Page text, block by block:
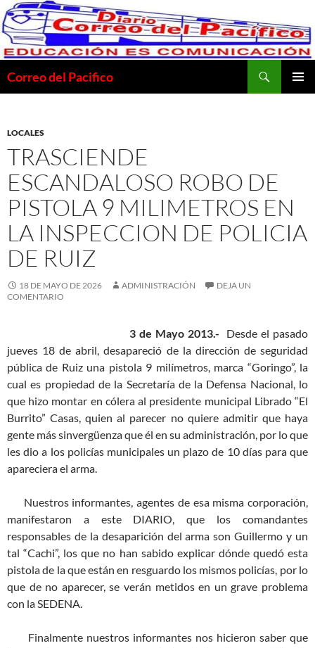
Saltar
al
contenido
Correo del Pacifico
LOCALES
TRASCIENDE
ESCANDALOSO ROBO DE
PISTOLA 9 MILIMETROS EN
LA INSPECCION DE POLICIA
DE RUIZ
18 DE MAYO DE 2026 ADMINISTRACIÓN
DEJA UN
COMENTARIO
3 de Mayo 2013.-
Desde el pasado
jueves 18 de abril, desapareció de la dirección de seguridad
pública de Ruiz una pistola 9 milímetros, marca “Goringo”, la
cual es propiedad de la Secretaría de la Defensa Nacional, lo
que hizo montar en cólera al presidente municipal Librado “El
Burrito” Casas, quien al parecer no quiere admitir que haya
gente más sinvergüenza que él en su administración, por lo que
les dio a los policías municipales un plazo de 10 días para que
apareciera el arma.
Nuestros informantes, agentes de esa misma corporación,
manifestaron a este DIARIO, que los comandantes
responsables de la desaparición del arma son Guillermo y un
tal “Cachi”, los que no han sabido explicar dónde quedó esta
pistola de la que están en resguardo los mismos policías, por lo
que de no aparecer, se verán metidos en un grave problema
con la SEDENA.
Finalmente nuestros informantes nos hicieron saber que